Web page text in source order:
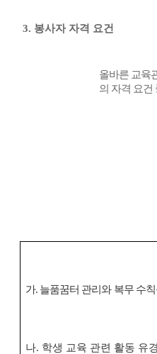
3. 봉사자 자격 요건
올바른 교육
의 자격 요건
가. 늘품꿈터 관리와 복무 수
나. 학생 교육 관련 활동 유